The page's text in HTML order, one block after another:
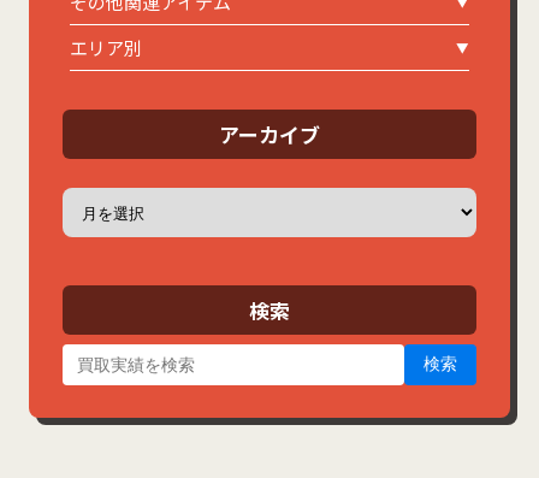
エリア別
アーカイブ
ア
カ
ブ
検索
検索